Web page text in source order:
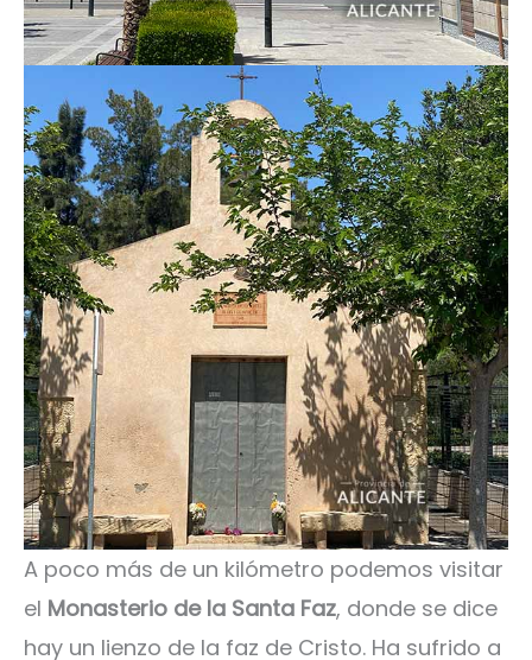
A poco más de un kilómetro podemos visitar
el Monasterio de la Santa Faz, donde se dice
hay un lienzo de la faz de Cristo. Ha sufrido a